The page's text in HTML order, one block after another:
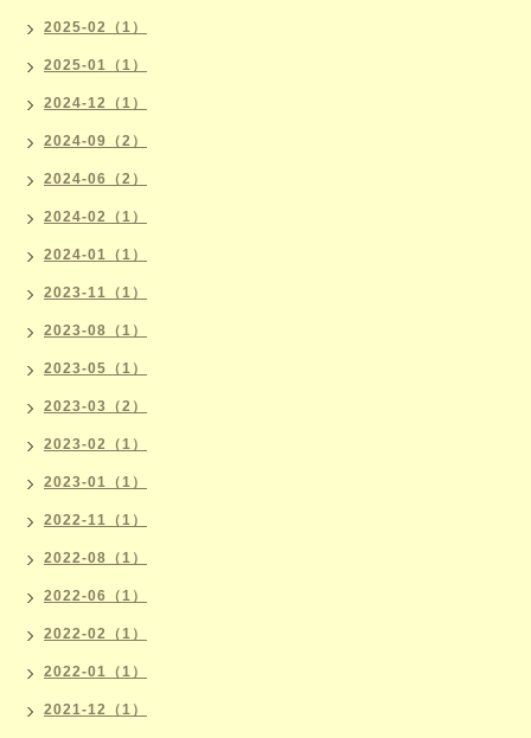
2025-02（1）
2025-01（1）
2024-12（1）
2024-09（2）
2024-06（2）
2024-02（1）
2024-01（1）
2023-11（1）
2023-08（1）
2023-05（1）
2023-03（2）
2023-02（1）
2023-01（1）
2022-11（1）
2022-08（1）
2022-06（1）
2022-02（1）
2022-01（1）
2021-12（1）